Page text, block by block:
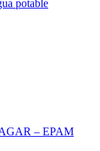
potable
– EPAM